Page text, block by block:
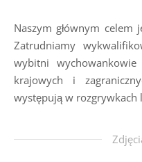
Naszym głównym celem
Zatrudniamy
wybitni
krajowych i
występują w rozgrywkach